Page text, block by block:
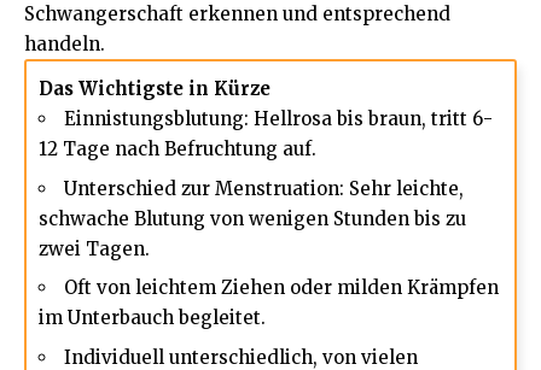
Schwangerschaft erkennen und entsprechend
handeln.
Das Wichtigste in Kürze
Einnistungsblutung: Hellrosa bis braun, tritt 6-
12 Tage nach Befruchtung auf.
Unterschied zur Menstruation: Sehr leichte,
schwache Blutung von wenigen Stunden bis zu
zwei Tagen.
Oft von leichtem Ziehen oder milden Krämpfen
im Unterbauch begleitet.
Individuell unterschiedlich, von vielen